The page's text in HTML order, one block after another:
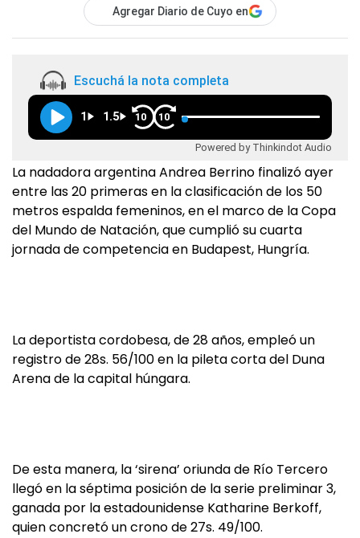
Agregar Diario de Cuyo en
Escuchá la nota completa
1 1.5 10 10
Powered by Thinkindot Audio
La nadadora argentina Andrea Berrino finalizó ayer
entre las 20 primeras en la clasificación de los 50
metros espalda femeninos, en el marco de la Copa
del Mundo de Natación, que cumplió su cuarta
jornada de competencia en Budapest, Hungría.
La deportista cordobesa, de 28 años, empleó un
registro de 28s. 56/100 en la pileta corta del Duna
Arena de la capital húngara.
De esta manera, la ‘sirena’ oriunda de Río Tercero
llegó en la séptima posición de la serie preliminar 3,
ganada por la estadounidense Katharine Berkoff,
quien concretó un crono de 27s. 49/100.